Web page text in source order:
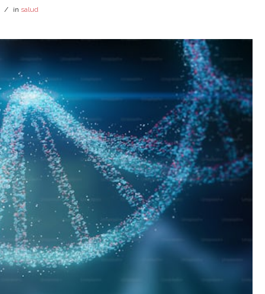
/ in salud